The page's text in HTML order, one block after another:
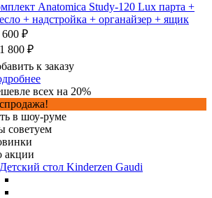
Anatomica Study-120 Lux парта +
+ надстройка + органайзер + ящик
600 ₽
800 ₽
к заказу
всех на 20%
в шоу-руме
советуем
акции